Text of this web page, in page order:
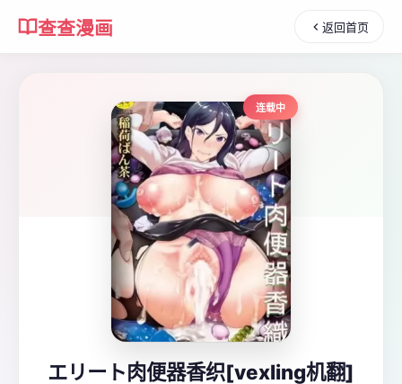
查查漫画 返回首页
连载中
エリート肉便器香织[vexling机翻]